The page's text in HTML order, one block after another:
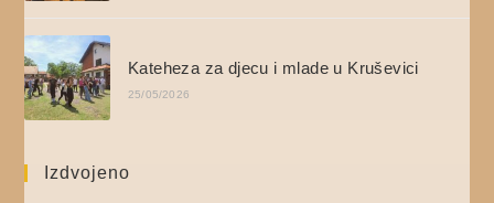
Kateheza za djecu i mlade u Kruševici
25/05/2026
Izdvojeno